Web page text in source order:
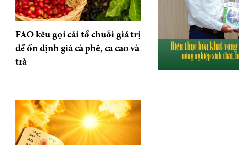
FAO kêu gọi cải tổ chuỗi giá trị
để ổn định giá cà phê, ca cao và
trà